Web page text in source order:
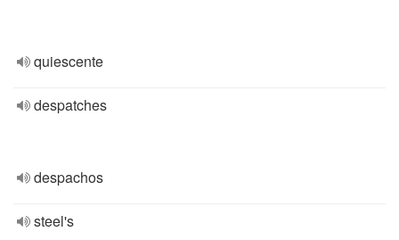
quiescente
despatches
despachos
steel's